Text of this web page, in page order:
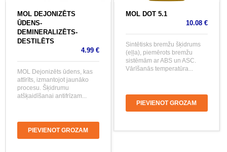
MOL DEJONIZĒTS
ŪDENS-
DEMINERALIZĒTS-
DESTILĒTS
4.99 €
MOL Dejonizēts ūdens, kas
attīrīts, izmantojot jaunāko
procesu. Šķidrumu
atšķaidīšanai antifrīzam...
PIEVIENOT GROZAM
MOL DOT 5.1
10.08 €
Sintētisks bremžu šķidrums
(eļļa), piemērots bremžu
sistēmām ar ABS un ASC.
Vārīšanās temperatūra...
PIEVIENOT GROZAM